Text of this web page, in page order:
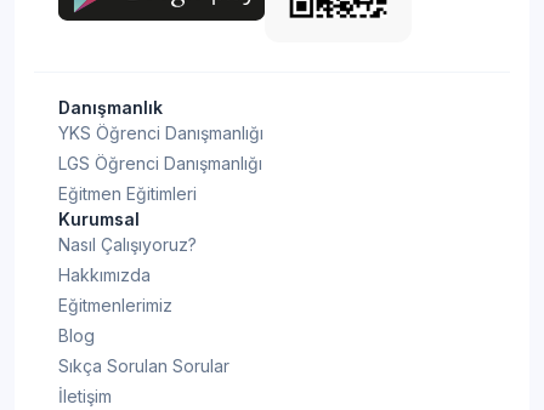
Danışmanlık
YKS Öğrenci Danışmanlığı
LGS Öğrenci Danışmanlığı
Eğitmen Eğitimleri
Kurumsal
Nasıl Çalışıyoruz?
Hakkımızda
Eğitmenlerimiz
Blog
Sıkça Sorulan Sorular
İletişim